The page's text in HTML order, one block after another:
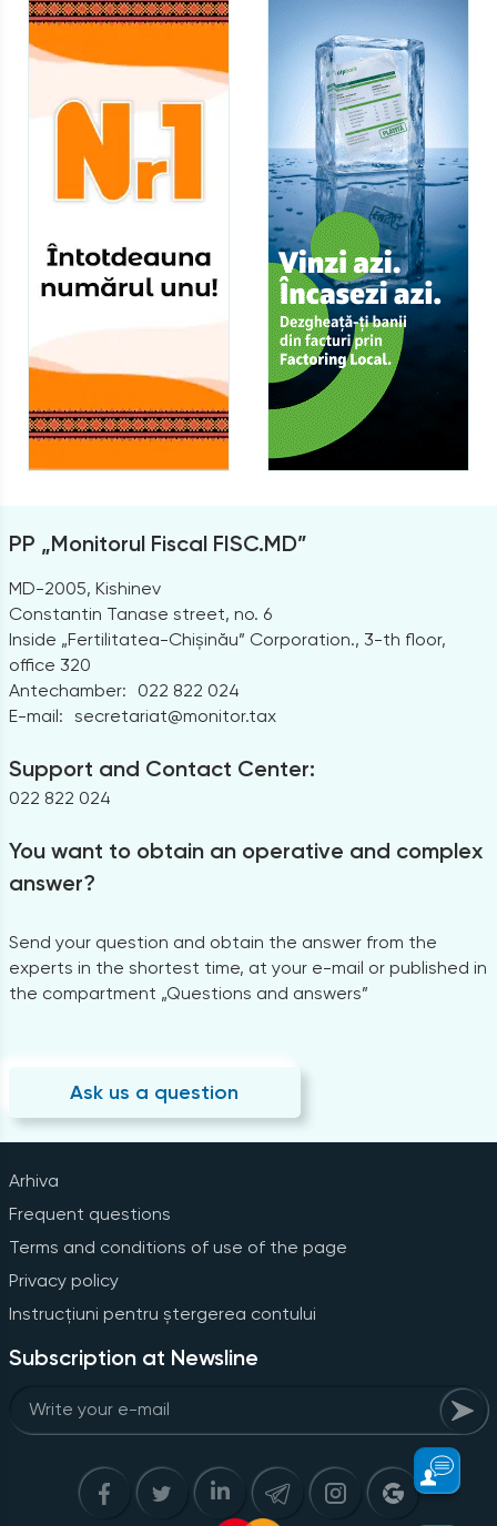
PP „Monitorul Fiscal FISC.MD”
MD-2005, Kishinev
Constantin Tanase street, no. 6
Inside „Fertilitatea-Chișinău” Corporation., 3-th floor,
office 320
Antechamber:
022 822 024
E-mail: secretariat@monitor.tax
Support and Contact Center:
022 822 024
You want to obtain an operative and complex
answer?
Send your question and obtain the answer from the
experts in the shortest time, at your e-mail or published in
the compartment „Questions and answers”
Ask us a question
Arhiva
Frequent questions
Terms and conditions of use of the page
Privacy policy
Instrucțiuni pentru ștergerea contului
Subscription at Newsline